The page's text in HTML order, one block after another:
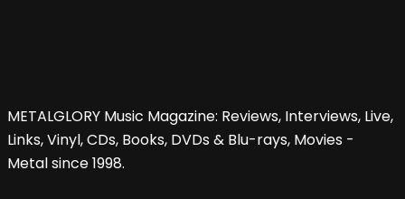
METALGLORY Music Magazine: Reviews, Interviews, Live,
Links, Vinyl, CDs, Books, DVDs & Blu-rays, Movies -
Metal since 1998.